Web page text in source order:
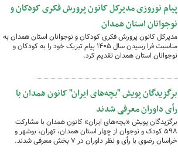
پیام نوروزی مدیرکل کانون پرورش فکری کودکان و
نوجوانان استان همدان
مدیرکل کانون پرورش فکری کودکان و نوجوانان استان همدان به
مناسبت فرا رسیدن سال ۱۴۰۵ پیام تبریک خود را به کودکان و
نوجوانان استان همدان تقدیم کرد.
برگزیدگان پویش "بچه‌های ایران" کانون همدان با
رأی داوران معرفی شدند
برگزیدگان پویش «بچه‌های ایران» کانون همدان با مشارکت
۵۹۸ کودک و نوجوان از چهار استان همدان، تهران، بوشهر و
خراسان رضوی با رأی و نظر داوران در ۷ بخش معرفی شدند.